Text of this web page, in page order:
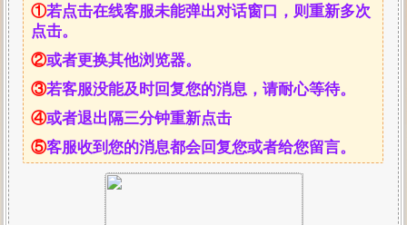
①若点击在线客服未能弹出对话窗口，则重新多次
点击。
②或者更换其他浏览器。
③若客服没能及时回复您的消息，请耐心等待。
④或者退出隔三分钟重新点击
⑤客服收到您的消息都会回复您或者给您留言。